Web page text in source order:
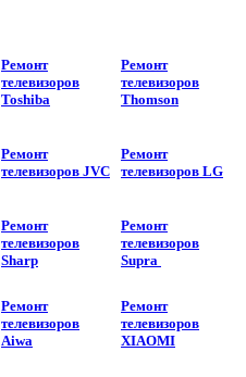
Ремонт
телевизоров
Toshiba
Ремонт
телевизоров
Thomson
Ремонт
телевизоров JVC
Ремонт
телевизоров LG
Ремонт
телевизоров
Sharp
Ремонт
телевизоров
Supra
Ремонт
телевизоров
Aiwa
Ремонт
телевизоров
XIAOMI